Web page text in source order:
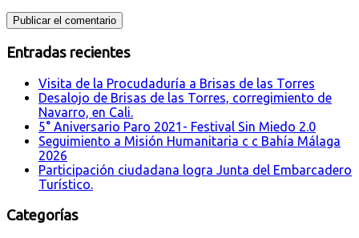
Entradas recientes
Visita de la Procudaduría a Brisas de las Torres
Desalojo de Brisas de las Torres, corregimiento de
Navarro, en Cali.
5° Aniversario Paro 2021- Festival Sin Miedo 2.0
Seguimiento a Misión Humanitaria c c Bahía Málaga
2026
Participación ciudadana logra Junta del Embarcadero
Turístico.
Categorías